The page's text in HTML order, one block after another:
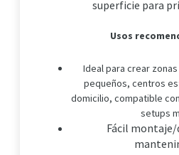
superficie para
Usos
Ideal para crear
pequeños, centros
domicilio, compatible
setups
Fácil